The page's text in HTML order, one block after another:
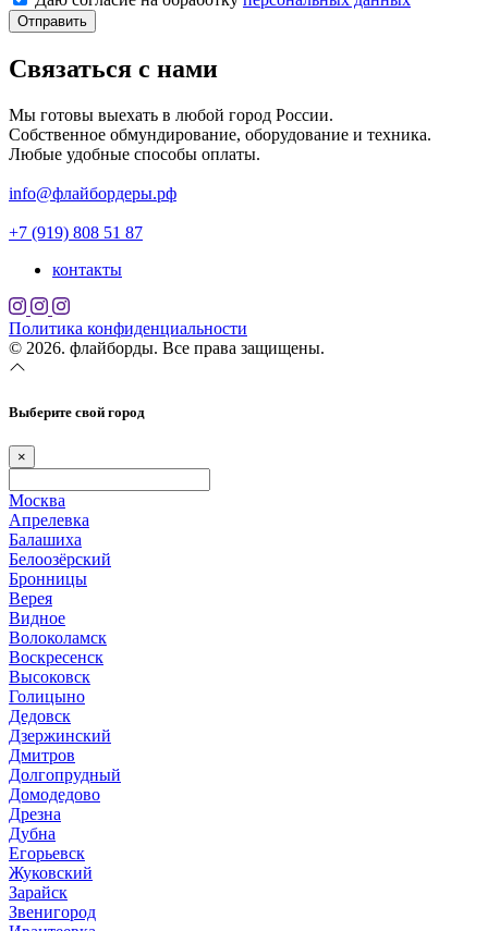
Отправить
Связаться с нами
Мы готовы выехать в любой город России.
Собственное обмундирование, оборудование и техника.
Любые удобные способы оплаты.
info@флайбордеры.рф
+7 (919) 808 51 87
контакты
Политика конфиденциальности
© 2026. флайборды. Все права защищены.
Выберите свой город
×
Москва
Апрелевка
Балашиха
Белоозёрский
Бронницы
Верея
Видное
Волоколамск
Воскресенск
Высоковск
Голицыно
Дедовск
Дзержинский
Дмитров
Долгопрудный
Домодедово
Дрезна
Дубна
Егорьевск
Жуковский
Зарайск
Звенигород